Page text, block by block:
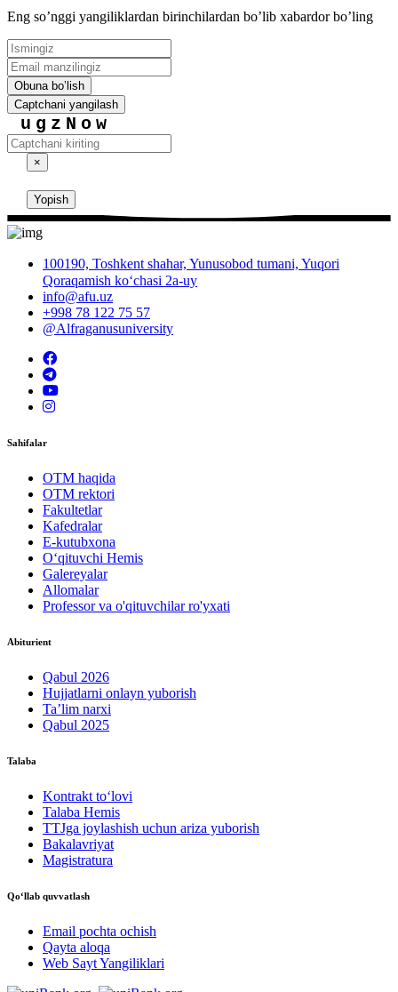
Eng soʼnggi yangiliklardan birinchilardan boʼlib xabardor boʼling
Obuna boʼlish
Captchani yangilash
ugzNow
×
Yopish
100190, Toshkent shahar, Yunusobod tumani, Yuqori
Qoraqamish ko‘chasi 2a-uy
info@afu.uz
+998 78 122 75 57
@Alfraganusuniversity
Sahifalar
OTM haqida
OTM rektori
Fakultetlar
Kafedralar
E-kutubxona
O‘qituvchi Hemis
Galereyalar
Allomalar
Professor va o'qituvchilar ro'yxati
Abiturient
Qabul 2026
Hujjatlarni onlayn yuborish
Ta’lim narxi
Qabul 2025
Talaba
Kontrakt to‘lovі
Talaba Hemis
TTJga joylashish uchun ariza yuborish
Bakalavriyat
Magistratura
Qo‘llab quvvatlash
Email pochta ochish
Qayta aloqa
Web Sayt Yangiliklari